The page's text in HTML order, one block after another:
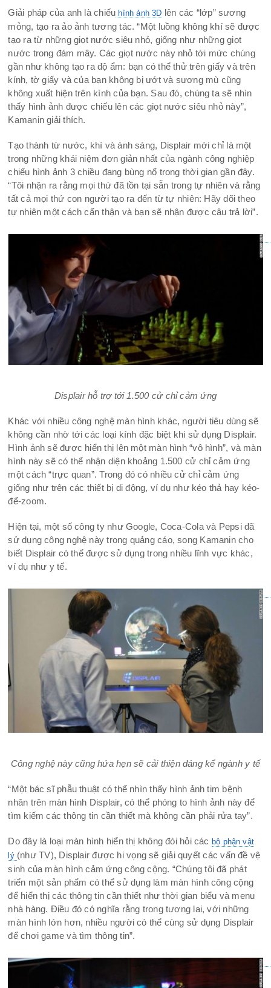
Giải pháp của anh là chiếu hình ảnh 3D lên các “lớp” sương
mỏng, tạo ra ảo ảnh tương tác. “Một luồng không khí sẽ được
tạo ra từ những giọt nước siêu nhỏ, giống như những giọt
nước trong đám mây. Các giọt nước này nhỏ tới mức chúng
gần như không tạo ra độ ẩm: bạn có thể thử trên giấy và trên
kính, tờ giấy và của bạn không bị ướt và sương mù cũng
không xuất hiện trên kính của bạn. Sau đó, chúng ta sẽ nhìn
thấy hình ảnh được chiếu lên các giọt nước siêu nhỏ này”,
Kamanin giải thích.
Tạo thành từ nước, khí và ánh sáng, Displair mới chỉ là một
trong những khái niệm đơn giản nhất của ngành công nghiệp
chiếu hình ảnh 3 chiều đang bùng nổ trong thời gian gần đây.
“Tôi nhận ra rằng mọi thứ đã tồn tại sẵn trong tự nhiên và rằng
tất cả mọi thứ con người tạo ra đến từ tự nhiên: Hãy dõi theo
tự nhiên một cách cẩn thận và bạn sẽ nhận được câu trả lời”.
Displair hỗ trợ tới 1.500 cử chỉ cảm ứng
Khác với nhiều công nghệ màn hình khác, người tiêu dùng sẽ
không cần nhờ tới các loại kính đặc biệt khi sử dụng Displair.
Hình ảnh sẽ được hiển thị lên một màn hình “vô hình”, và màn
hình này sẽ có thể nhận diện khoảng 1.500 cử chỉ cảm ứng
một cách “trực quan”. Trong đó có nhiều cử chỉ cảm ứng
giống như trên các thiết bị di động, ví dụ như kéo thả hay kéo-
để-zoom.
Hiện tại, một số công ty như Google, Coca-Cola và Pepsi đã
sử dụng công nghệ này trong quảng cáo, song Kamanin cho
biết Displair có thể được sử dụng trong nhiều lĩnh vực khác,
ví dụ như y tế.
Công nghệ này cũng hứa hẹn sẽ cải thiện đáng kể ngành y tế
“Một bác sĩ phẫu thuật có thể nhìn thấy hình ảnh tim bệnh
nhân trên màn hình Displair, có thể phóng to hình ảnh này để
tìm kiếm các thông tin cần thiết mà không cần phải rửa tay”.
Do đây là loại màn hình hiển thị không đòi hỏi các bộ phận vật
lý (như TV), Displair được hi vọng sẽ giải quyết các vấn đề vệ
sinh của màn hình cảm ứng công cộng. “Chúng tôi đã phát
triển một sản phẩm có thể sử dụng làm màn hình công cộng
để hiển thị các thông tin cần thiết như thời gian biểu và menu
nhà hàng. Điều đó có nghĩa rằng trong tương lai, với những
màn hình lớn hơn, nhiều người có thể cùng sử dụng Displair
để chơi game và tìm thông tin”.